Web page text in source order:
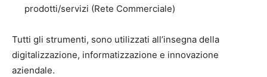
prodotti/servizi (Rete Commerciale)
Tutti gli strumenti, sono utilizzati all’insegna della
digitalizzazione, informatizzazione e innovazione
aziendale.